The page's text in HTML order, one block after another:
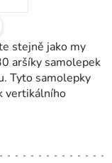
stejně jako my
aršíky samolepek
Tyto samolepky
vertikálního